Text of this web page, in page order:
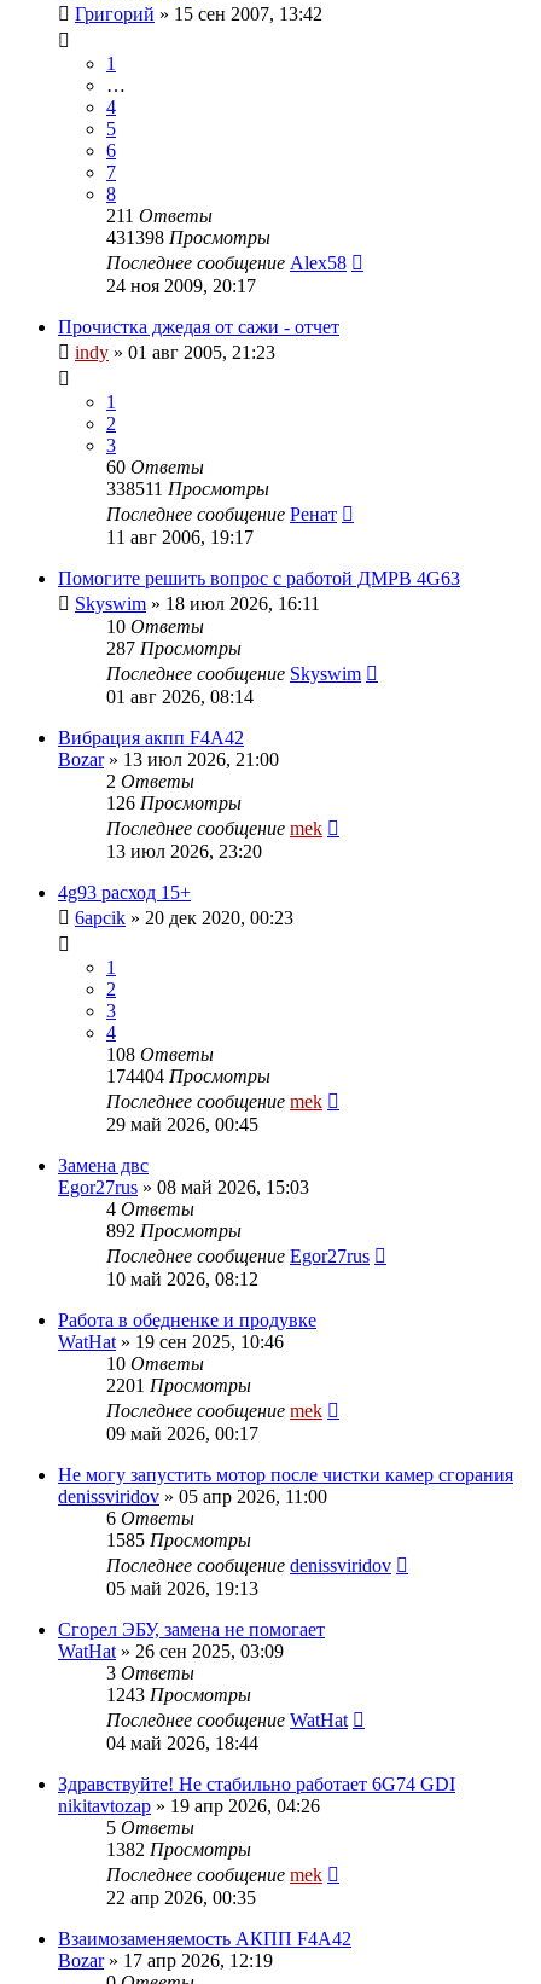
Григорий » 15 сен 2007, 13:42
1
…
4
5
6
7
8
211 Ответы
431398 Просмотры
Последнее сообщение Alex58
24 ноя 2009, 20:17
Прочистка джедая от сажи - отчет
indy » 01 авг 2005, 21:23
1
2
3
60 Ответы
338511 Просмотры
Последнее сообщение Ренат
11 авг 2006, 19:17
Помогите решить вопрос с работой ДМРВ 4G63
Skyswim » 18 июл 2026, 16:11
10 Ответы
287 Просмотры
Последнее сообщение Skyswim
01 авг 2026, 08:14
Вибрация акпп F4A42
Bozar» 13 июл 2026, 21:00
2 Ответы
126 Просмотры
Последнее сообщение mek
13 июл 2026, 23:20
4g93 расход 15+
6apcik » 20 дек 2020, 00:23
1
2
3
4
108 Ответы
174404 Просмотры
Последнее сообщение mek
29 май 2026, 00:45
Замена двс
Egor27rus » 08 май 2026, 15:03
4 Ответы
892 Просмотры
Последнее сообщение Egor27rus
10 май 2026, 08:12
Работа в обедненке и продувке
WatHat » 19 сен 2025, 10:46
10 Ответы
2201 Просмотры
Последнее сообщение mek
09 май 2026, 00:17
Не могу запустить мотор после чистки камер сгорания
denissviridov » 05 апр 2026, 11:00
6 Ответы
1585 Просмотры
Последнее сообщение denissviridov
05 май 2026, 19:13
Сгорел ЭБУ, замена не помогает
WatHat » 26 сен 2025, 03:09
3 Ответы
1243 Просмотры
Последнее сообщение WatHat
04 май 2026, 18:44
Здравствуйте! Не стабильно работает 6G74 GDI
nikitavtozap » 19 апр 2026, 04:26
5 Ответы
1382 Просмотры
Последнее сообщение mek
22 апр 2026, 00:35
Взаимозаменяемость АКПП F4A42
Bozar» 17 апр 2026, 12:19